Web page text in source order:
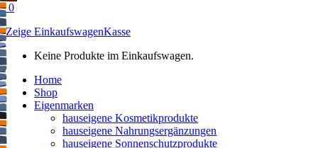
0
Zeige EinkaufswagenKasse
Keine Produkte im Einkaufswagen.
Home
Shop
Eigenmarken
hauseigene Kosmetikprodukte
hauseigene Nahrungsergänzungen
hauseigene Sonnenschutzprodukte